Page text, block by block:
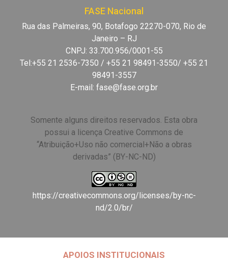
FASE Nacional
Rua das Palmeiras, 90, Botafogo 22270-070, Rio de
Janeiro – RJ
CNPJ: 33.700.956/0001-55
Tel:+55 21 2536-7350 / +55 21 98491-3550/ +55 21
98491-3557
E-mail: fase@fase.org.br
Somente alguns direitos reservados. Esta obra
possui a licença Creative Commons de
“Atribuição+Uso não comercial+Não a obras
derivadas” (BY-NC-ND)
https://creativecommons.org/licenses/by-nc-
nd/2.0/br/
APOIOS INSTITUCIONAIS